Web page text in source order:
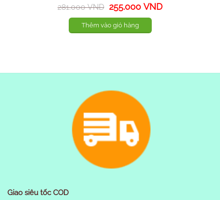
281.000VND Giá
là:
281.000 VND.
255.000 VNDGiá
Thêm vào giỏ hàng
Giao siêu tốc COD